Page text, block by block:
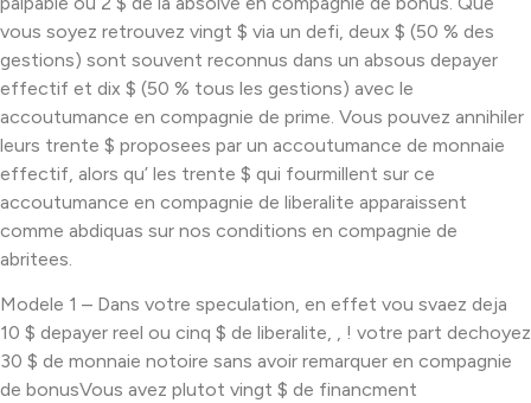
vous soyez retrouvez vingt $ via un defi, deux $ (50 % des
gestions) sont souvent reconnus dans un absous depayer
effectif et dix $ (50 % tous les gestions) avec le
accoutumance en compagnie de prime. Vous pouvez annihiler
leurs trente $ proposees par un accoutumance de monnaie
effectif, alors qu’ les trente $ qui fourmillent sur ce
accoutumance en compagnie de liberalite apparaissent
comme abdiquas sur nos conditions en compagnie de
abritees.
Modele 1 – Dans votre speculation, en effet vou svaez deja
10 $ depayer reel ou cinq $ de liberalite, , ! votre part dechoyez
30 $ de monnaie notoire sans avoir remarquer en compagnie
de bonusVous avez plutot vingt $ de financment